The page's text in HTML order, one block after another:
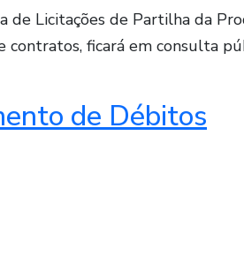
Licitações de Partilha da
ficará em consulta
de Débitos